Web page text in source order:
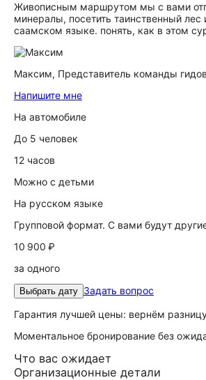
Живописным маршрутом мы с вами
минералы, посетить таинственный лес
саамском языке. понять, как в этом
Максим, Представитель команды гидов
Напишите мне
На автомобиле
До 5 человек
12 часов
Можно с детьми
На русском языке
Групповой формат. С вами будут
10 900 ₽
за одного
Выбрать дату Задать вопрос
Гарантия лучшей цены: вернём
Моментальное бронирование без
Что вас ожидает
Организационные детали